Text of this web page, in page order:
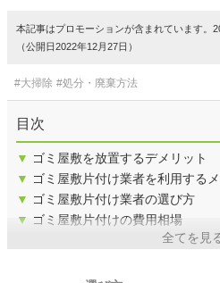
本記事はプロモーションが含まれています。
（公開日2022年12月27日）
#大掃除 #処分・廃棄方法
目次
▼ ゴミ屋敷を放置するデメリット
▼ ゴミ屋敷片付け業者を利用する
▼ ゴミ屋敷片付け業者の選び方
▼ ゴミ屋敷片付けの費用相場
全てを見